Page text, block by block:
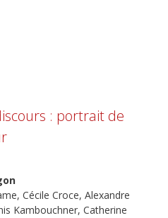
: portrait de
Cécile Croce, Alexandre
Kambouchner, Catherine